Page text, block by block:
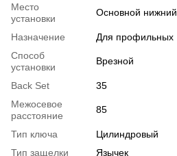
Место
установки
Основной нижний
Назначение
Для профильных
Способ
установки
Врезной
Back Set
35
Межосевое
расстояние
85
Тип ключа
Цилиндровый
Тип защелки
Язычек